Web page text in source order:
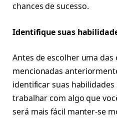
chances de sucesso.
Identifique suas
Antes de escolher uma
mencionadas
identificar suas habilidades
trabalhar com algo que
será mais fácil manter-se